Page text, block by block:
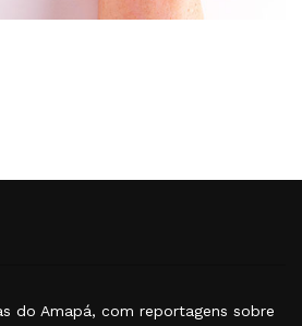
do Amapá, com reportagens sobre